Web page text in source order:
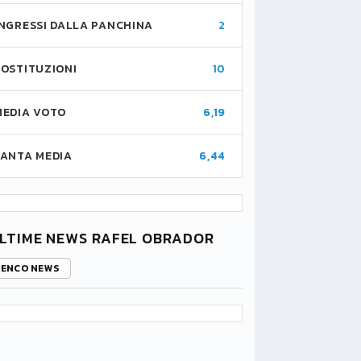
DALLA PANCHINA 2
10
VOTO 6,19
MEDIA 6,44
NEWS RAFEL OBRADOR
NEWS